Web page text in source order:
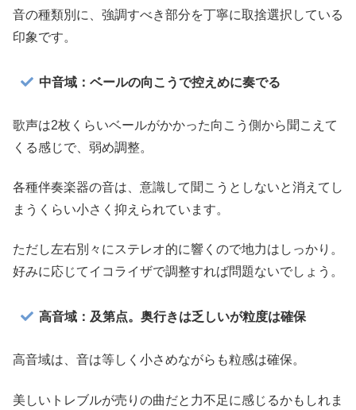
音の種類別に、強調すべき部分を丁寧に取捨選択している
印象です。
中音域：ベールの向こうで控えめに奏でる
歌声は2枚くらいベールがかかった向こう側から聞こえて
くる感じで、弱め調整。
各種伴奏楽器の音は、意識して聞こうとしないと消えてし
まうくらい小さく抑えられています。
ただし左右別々にステレオ的に響くので地力はしっかり。
好みに応じてイコライザで調整すれば問題ないでしょう。
高音域：及第点。奥行きは乏しいが粒度は確保
高音域は、音は等しく小さめながらも粒感は確保。
美しいトレブルが売りの曲だと力不足に感じるかもしれま